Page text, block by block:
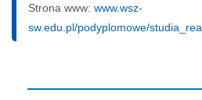
Strona www: www.wsz-
sw.edu.pl/podyplomowe/